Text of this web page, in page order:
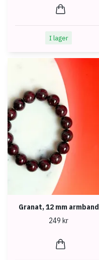
I lager
Granat, 12 mm armband
249 kr